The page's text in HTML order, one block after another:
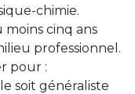
chimie.
cinq ans
professionnel.
pour :
soit généraliste